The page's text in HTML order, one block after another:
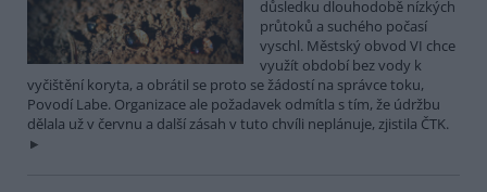
důsledku dlouhodobě nízkých
průtoků a suchého počasí
vyschl. Městský obvod VI chce
využít období bez vody k
vyčištění koryta, a obrátil se proto se žádostí na správce toku,
Povodí Labe. Organizace ale požadavek odmítla s tím, že údržbu
dělala už v červnu a další zásah v tuto chvíli neplánuje, zjistila ČTK.